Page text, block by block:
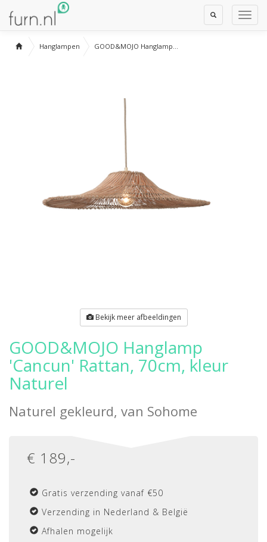
Toggle
Search
Hanglampen GOOD&MOJO Hanglamp...
Bekijk meer afbeeldingen
GOOD&MOJO Hanglamp
'Cancun' Rattan, 70cm, kleur
Naturel
Naturel gekleurd, van Sohome
€ 189,-
Gratis verzending vanaf €50
Verzending in Nederland & België
Afhalen mogelijk